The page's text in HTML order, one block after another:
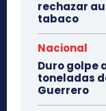
rechazar
tabaco
Nacional
Duro golpe
toneladas
Guerrero